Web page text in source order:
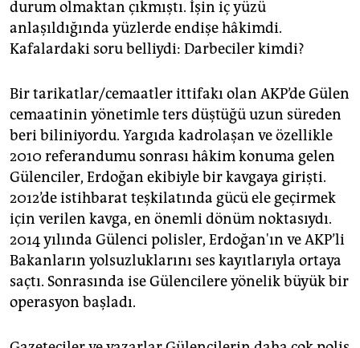
durum olmaktan çıkmıştı. İşin iç yüzü
anlaşıldığında yüzlerde endişe hâkimdi.
Kafalardaki soru belliydi: Darbeciler kimdi?
Bir tarikatlar/cemaatler ittifakı olan AKP’de Gülen
cemaatinin yönetimle ters düştüğü uzun süreden
beri biliniyordu. Yargıda kadrolaşan ve özellikle
2010 referandumu sonrası hâkim konuma gelen
Gülenciler, Erdoğan ekibiyle bir kavgaya girişti.
2012’de istihbarat teşkilatında gücü ele geçirmek
için verilen kavga, en önemli dönüm noktasıydı.
2014 yılında Gülenci polisler, Erdoğan'ın ve AKP’li
Bakanların yolsuzluklarını ses kayıtlarıyla ortaya
saçtı. Sonrasında ise Gülencilere yönelik büyük bir
operasyon başladı.